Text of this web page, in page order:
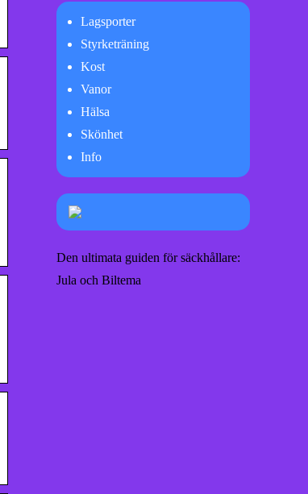
Lagsporter
Styrketräning
Kost
Vanor
Hälsa
Skönhet
Info
Den ultimata guiden för säckhållare:
Jula och Biltema